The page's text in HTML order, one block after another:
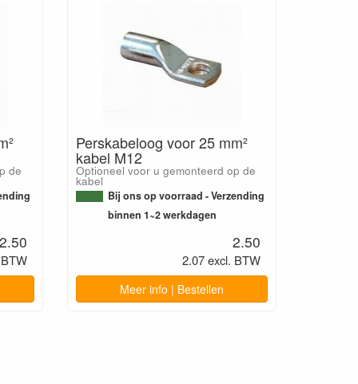
de
2.50
Perskabeloog voor 25 mm²
kabel M12
Optioneel voor u gemonteerd op de
kabel
Bij ons op voorraad - Verzending
binnen 1~2 werkdagen
2.50
2.07 excl. BTW
Meer info | Bestellen